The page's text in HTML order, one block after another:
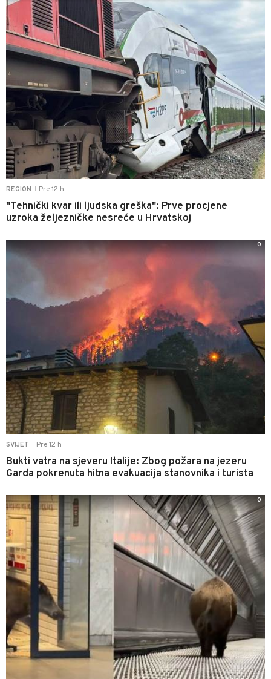
REGION Pre 12 h
"Tehnički kvar ili ljudska greška": Prve procjene
uzroka željezničke nesreće u Hrvatskoj
SVIJET Pre 12 h
Bukti vatra na sjeveru Italije: Zbog požara na jezeru
Garda pokrenuta hitna evakuacija stanovnika i turista
0
0